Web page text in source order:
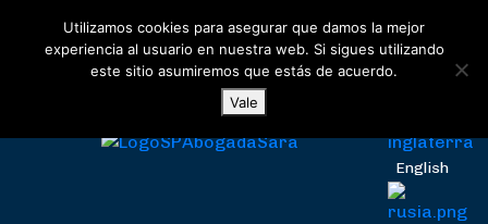
English
¿Los autónomos tienen
derecho a paro?
Sí, los autónomos tienen derecho a paro por cese
de actividad siempre que cumplan unos requisitos.
Utilizamos cookies para asegurar que damos la mejor
experiencia al usuario en nuestra web. Si sigues utilizando
este sitio asumiremos que estás de acuerdo.
Vale